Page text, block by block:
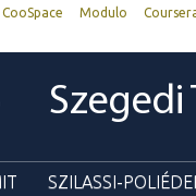
CooSpace Modulo
SZILASSI-